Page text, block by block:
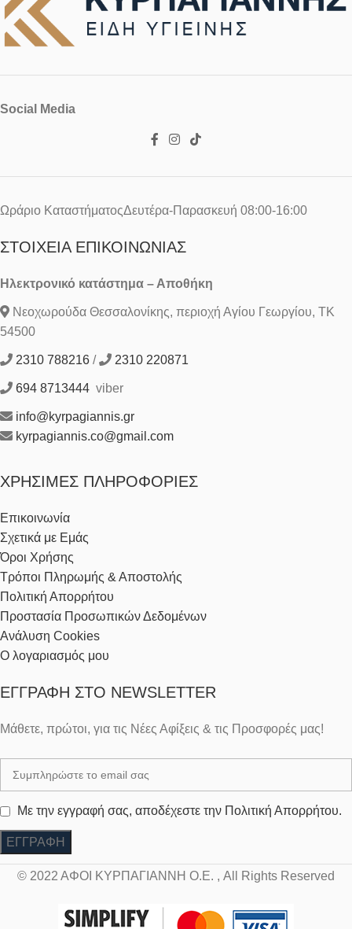
Social Media
Ωράριο ΚαταστήματοςΔευτέρα-Παρασκευή 08:00-16:00
ΣΤΟΙΧΕΊΑ ΕΠΙΚΟΙΝΩΝΊΑΣ
Ηλεκτρονικό κατάστημα – Αποθήκη
Νεοχωρούδα Θεσσαλονίκης, περιοχή Αγίου Γεωργίου, ΤΚ
54500
2310 788216 / 2310 220871
694 8713444 viber
info@kyrpagiannis.gr
kyrpagiannis.co@gmail.com
ΧΡΉΣΙΜΕΣ ΠΛΗΡΟΦΟΡΊΕΣ
Επικοινωνία
Σχετικά με Εμάς
Όροι Χρήσης
Τρόποι Πληρωμής & Αποστολής
Πολιτική Απορρήτου
Προστασία Προσωπικών Δεδομένων
Ανάλυση Cookies
Ο λογαριασμός μου
ΕΓΓΡΑΦΉ ΣΤΟ NEWSLETTER
Μάθετε, πρώτοι, για τις Νέες Αφίξεις & τις Προσφορές μας!
Με την εγγραφή σας, αποδέχεστε την Πολιτική Απορρήτου.
© 2022 ΑΦΟΙ ΚΥΡΠΑΓΙΑΝΝΗ Ο.Ε. , All Rights Reserved